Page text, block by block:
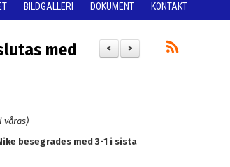
BILDGALLERI DOKUMENT KONTAKT
>
<
med
våras)
besegrades med 3-1 i sista